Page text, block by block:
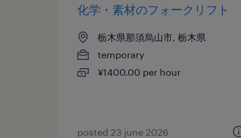
化学・素材のフォークリフト
栃木県那須烏山市, 栃木県
temporary
¥1400.00 per hour
posted 23 june 2026